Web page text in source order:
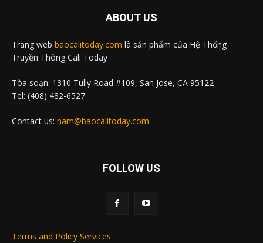
ABOUT US
Trang web baocalitoday.com là sản phẩm của Hệ Thống
Truyền Thông Cali Today
Tòa soạn: 1310 Tully Road #109, San Jose, CA 95122
Tel: (408) 482-6527
Contact us: nam@baocalitoday.com
FOLLOW US
Terms and Policy Services